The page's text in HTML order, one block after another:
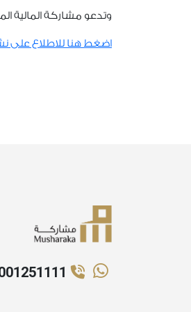
وتدعو مشاركة المالية
اضغط هنا للاطلاع على